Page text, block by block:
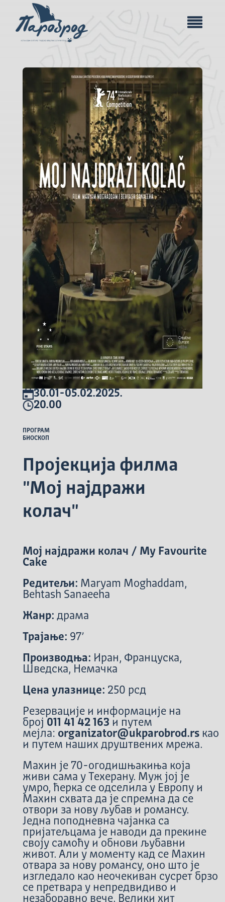
30.01-05.02.2025.
20.00
ПРОГРАМ
БИОСКОП
Пројекција филма
"Мој најдражи
колач"
Мој најдражи колач / My Favourite
Cake
Редитељи: Maryam Moghaddam,
Behtash Sanaeeha
Жанр: драма
Трајање: 97’
Производња: Иран, Француска,
Шведска, Немачка
Цена улазнице: 250 рсд
Резервације и информације на
број 011 41 42 163 и путем
мејла: organizator@ukparobrod.rs као
и путем наших друштвених мрежа.
Махин је 70-огодишњакиња која
живи сама у Техерану. Муж јој је
умро, ћерка се одселила у Европу и
Махин схвата да је спремна да се
отвори за нову љубав и романсу.
Једна поподневна чајанка са
пријатељцама је наводи да прекине
своју самоћу и обнови љубавни
живот. Али у моменту кад се Махин
отвара за нову романсу, оно што је
изгледало као неочекиван сусрет брзо
се претвара у непредвидиво и
незаборавно вече. Велики хит